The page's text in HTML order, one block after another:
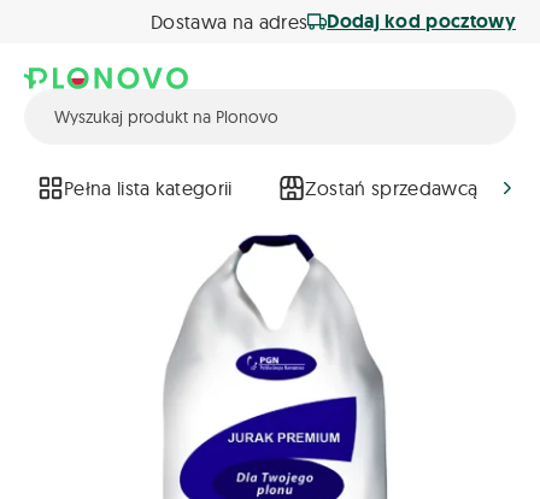
Dostawa na adres Dodaj kod pocztowy
Pełna lista kategorii Zostań sprzedawcą